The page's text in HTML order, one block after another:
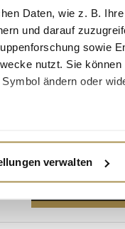
Daten, wie z. B.
und darauf
sowie
nutzt. Sie
ändern oder
verarbeitet werden,
verwalten
Advertisement